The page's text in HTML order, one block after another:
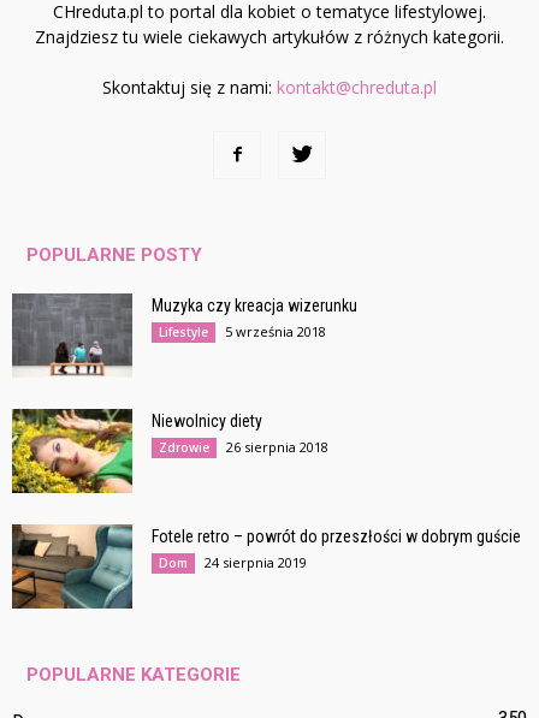
CHreduta.pl to portal dla kobiet o tematyce lifestylowej.
Znajdziesz tu wiele ciekawych artykułów z różnych kategorii.
Skontaktuj się z nami: kontakt@chreduta.pl
POPULARNE POSTY
Muzyka czy kreacja wizerunku
Lifestyle 5 września 2018
Niewolnicy diety
Zdrowie 26 sierpnia 2018
Fotele retro – powrót do przeszłości w dobrym guście
Dom 24 sierpnia 2019
POPULARNE KATEGORIE